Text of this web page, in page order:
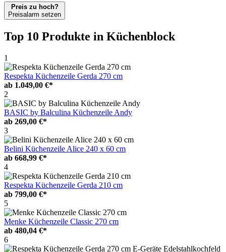
Preis zu hoch?
Preisalarm setzen
Top 10 Produkte in Küchenblock
1
Respekta Küchenzeile Gerda 270 cm
ab 1.049,00 €*
2
BASIC by Balculina Küchenzeile Andy
ab 269,00 €*
3
Belini Küchenzeile Alice 240 x 60 cm
ab 668,99 €*
4
Respekta Küchenzeile Gerda 210 cm
ab 799,00 €*
5
Menke Küchenzeile Classic 270 cm
ab 480,04 €*
6